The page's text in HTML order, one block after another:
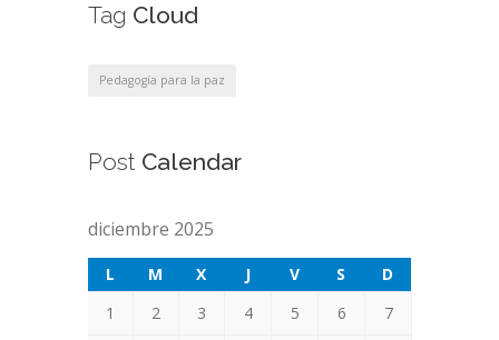
Tag Cloud
Pedagogía para la paz
Post Calendar
diciembre 2025
L M X J V S
D
1
2 3 4 5 6 7